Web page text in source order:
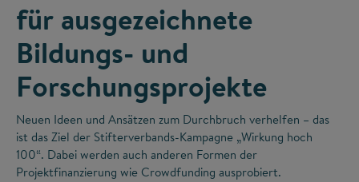
für ausgezeichnete
Bildungs- und
Forschungsprojekte
Neuen Ideen und Ansätzen zum Durchbruch verhelfen – das
ist das Ziel der Stifterverbands-Kampagne „Wirkung hoch
100“. Dabei werden auch anderen Formen der
Projektfinanzierung wie Crowdfunding ausprobiert.